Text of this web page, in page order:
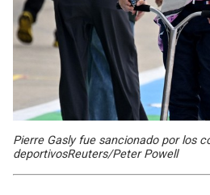
Pierre Gasly fue sancionado por los
deportivosReuters/Peter Powell